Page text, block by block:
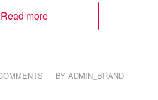
Read more
/ BYADMIN_BRAND